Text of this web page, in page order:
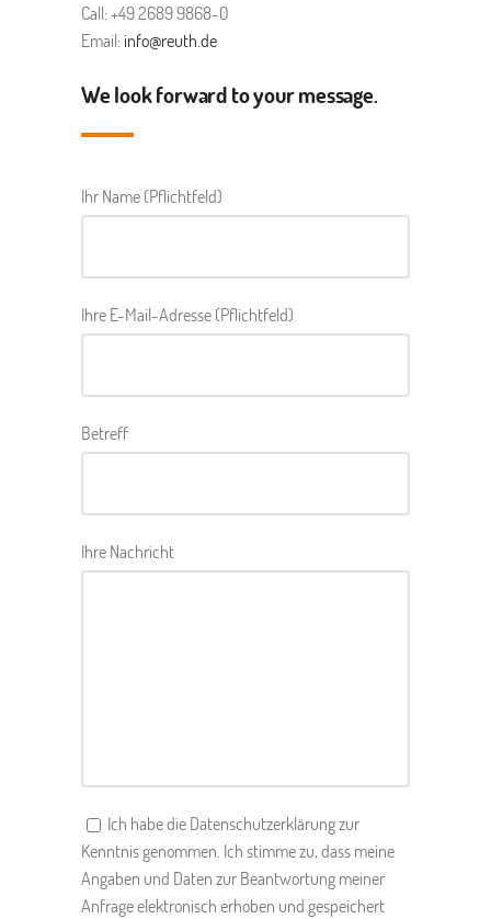
Call: +49 2689 9868-0
Email:info@reuth.de
We look forward to your message.
Ihr Name (Pflichtfeld)
Ihre E-Mail-Adresse (Pflichtfeld)
Betreff
Ihre Nachricht
Ich habe die Datenschutzerklärung zur
Kenntnis genommen. Ich stimme zu, dass meine
Angaben und Daten zur Beantwortung meiner
Anfrage elektronisch erhoben und gespeichert